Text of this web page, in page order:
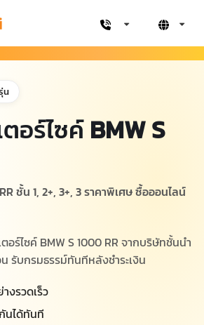
น
อร์ไซค์BMW S
ชั้น 1, 2+, 3+, 3 ราคาพิเศษ ซื้อออนไลน์
อร์ไซค์ BMW S 1000 RR จากบริษัทชั้นนำ
รับกรมธรรม์ทันทีหลังชำระเงิน
งรวดเร็ว
นได้ทันที